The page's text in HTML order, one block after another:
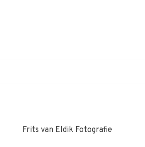
Frits van Eldik Fotografie